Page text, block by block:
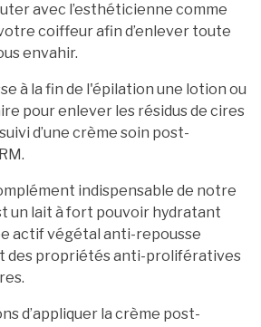
avec l’esthéticienne comme
coiffeur afin d’enlever toute
envahir.
à la fin de l'épilation une lotion ou
pour enlever les résidus de cires
d’une crème soin post-
indispensable de notre
un lait à fort pouvoir hydratant
actif végétal anti-repousse
des propriétés anti-prolifératives
d’appliquer la crème post-